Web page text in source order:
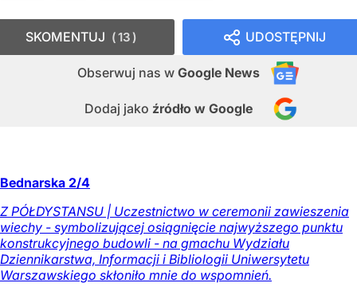
UDOSTĘPNIJ
Obserwuj nas w Google News
Dodaj jako źródło w Google
SKOMENTUJ 13
Bednarska 2/4
Z PÓŁDYSTANSU | Uczestnictwo w ceremonii zawieszenia
wiechy - symbolizującej osiągnięcie najwyższego punktu
konstrukcyjnego budowli - na gmachu Wydziału
Dziennikarstwa, Informacji i Bibliologii Uniwersytetu
Warszawskiego skłoniło mnie do wspomnień.